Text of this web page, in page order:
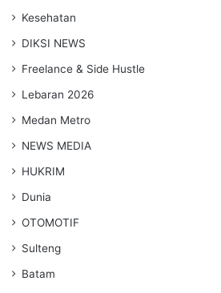
Kesehatan
DIKSI NEWS
Freelance & Side Hustle
Lebaran 2026
Medan Metro
NEWS MEDIA
HUKRIM
Dunia
OTOMOTIF
Sulteng
Batam